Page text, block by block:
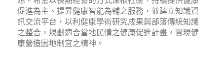
促進為主、提昇健康智能為輔之服務，並建立知識資
訊交流平台，以利健康學術研究成果與部落傳統知識
之整合，規劃適合當地民情之健康促進計畫，實現健
康營造因地制宜之精神。